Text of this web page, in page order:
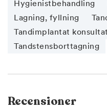
Hygienistbehandling
Lagning, fyllning
Tandimplantat
Tandstensborttagning
Recensioner